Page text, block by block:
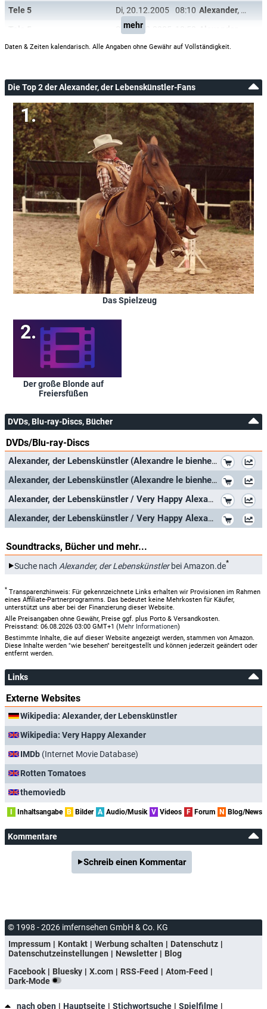
Tele 5
Di, 20.12.2005 08:10
Alexander, der Lebenskünstler
Sa, 17.12.2005
mehr
Daten & Zeiten kalendarisch. Alle Angaben ohne Gewähr auf Vollständigkeit.
Die Top 2 der Alexander, der Lebenskünstler-Fans
Das Spielzeug
Der große Blonde auf
Freiersfüßen
DVDs, Blu-ray-Discs, Bücher
DVDs/Blu-ray-Discs
Alexander, der Lebenskünstler (Alexandre le bienheureux ) / Grandiose Filmperle mit Starbesetzung in ungekürzter Langfassung (P
Alexander, der Lebenskünstler (Alexandre le bienheureux ) / Grandiose Filmperle mit Starbesetzung in ungekürzter Langfassung (P
Alexander, der Lebenskünstler / Very Happy Alexander (1968) ( Alexandre le bienheureux ) [ Französische Import ] (Blu-Ray)
Alexander, der Lebenskünstler / Very Happy Alexander ( Alexandre le bienheureux ) [ Französische Import ]
Soundtracks, Bücher und mehr...
Suche nach Alexander, der Lebenskünstlerbei Amazon.de*
* Transparenzhinweis: Für gekennzeichnete Links erhalten wir Provisionen im Rahmen
eines Affiliate-Partnerprogramms. Das bedeutet keine Mehrkosten für Käufer,
unterstützt uns aber bei der Finanzierung dieser Website.
Alle Preisangaben ohne Gewähr, Preise ggf. plus Porto & Versandkosten.
Preisstand: 06.08.2026 03:00 GMT+1 (Mehr Informationen)
Bestimmte Inhalte, die auf dieser Website angezeigt werden, stammen von Amazon.
Diese Inhalte werden "wie besehen" bereitgestellt und können jederzeit geändert oder
entfernt werden.
Links
Externe Websites
Wikipedia: Alexander, der Lebenskünstler
Wikipedia: Very Happy Alexander
IMDb (Internet Movie Database)
Rotten Tomatoes
themoviedb
I Inhaltsangabe B Bilder A Audio/Musik V Videos F Forum N Blog/News
Kommentare
Schreib einen Kommentar
© 1998 - 2026 imfernsehen GmbH & Co. KG
Impressum
Kontakt Werbung schalten
Datenschutz
Datenschutzeinstellungen
Newsletter
Blog
Facebook
Bluesky X.com RSS-Feed
Atom-Feed
Dark-Mode
nach oben Hauptseite Stichwortsuche Spielfilme